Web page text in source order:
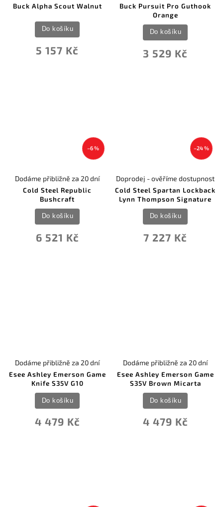
Buck Alpha Scout Walnut
5 157 Kč
Do košíku
Buck Pursuit Pro Guthook
Orange
3 529 Kč
Do košíku
–6 %
Cold Steel Republic
Bushcraft
Dodáme přibližně za 20 dní
6 521 Kč
Do košíku
–24 %
Cold Steel Spartan Lockback
Lynn Thompson Signature
Doprodej - ověříme dostupnost
7 227 Kč
Do košíku
Esee Ashley Emerson Game
Knife S35V G10
Dodáme přibližně za 20 dní
4 479 Kč
Do košíku
Esee Ashley Emerson Game
S35V Brown Micarta
Dodáme přibližně za 20 dní
4 479 Kč
Do košíku